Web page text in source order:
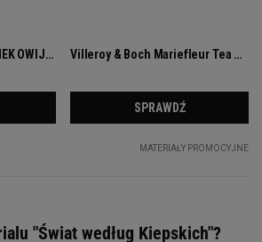
"Świat według Kiepskich"?